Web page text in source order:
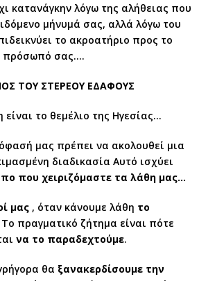
κατανάγκην λόγω της αλήθειας που
μήνυμά σας, αλλά λόγω του
το ακροατήριο προς το
πρόσωπό σας….
ΤΟΥ ΣΤΕΡΕΟΥ ΕΔΑΦΟΥΣ
το θεμέλιο της Ηγεσίας…
μας πρέπει να ακολουθεί μια
διαδικασία Αυτό ισχύει
που χειριζόμαστε τα λάθη μας…
μας , όταν κάνουμε λάθη το
Το πραγματικό ζήτημα είναι πότε
να το παραδεχτούμε.
θα ξανακερδίσουμε την